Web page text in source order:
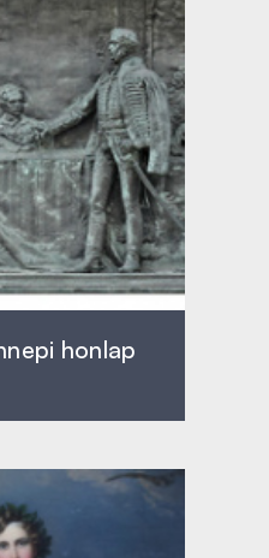
honlap